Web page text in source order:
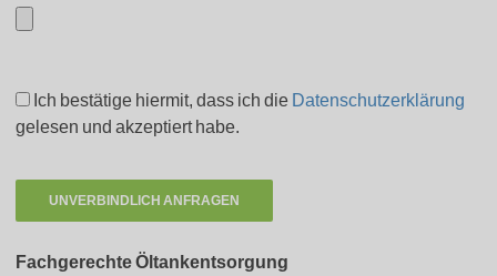
Ich bestätige hiermit, dass ich die Datenschutzerklärung
gelesen und akzeptiert habe.
Fachgerechte Öltankentsorgung